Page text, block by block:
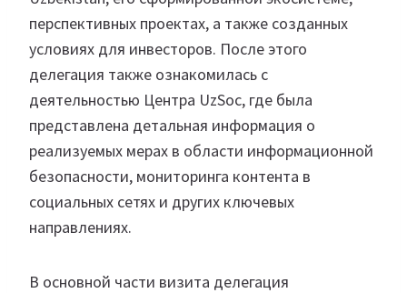
перспективных проектах, а также созданных
условиях для инвесторов. После этого
делегация также ознакомилась с
деятельностью Центра UzSoc, где была
представлена детальная информация о
реализуемых мерах в области информационной
безопасности, мониторинга контента в
социальных сетях и других ключевых
направлениях.
В основной части визита делегация